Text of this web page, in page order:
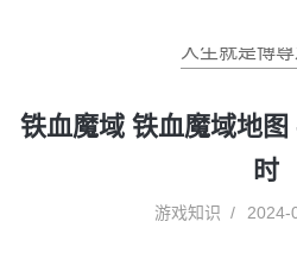
人生就是博
铁血魔域 铁血魔域地
时
游戏知识 2024-